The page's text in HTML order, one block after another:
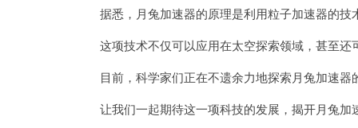
据悉，月兔加速器的原理是利用粒子加速器的技
这项技术不仅可以应用在太空探索领域，甚至还
目前，科学家们正在不遗余力地探索月兔加速器
让我们一起期待这一项科技的发展，揭开月兔加